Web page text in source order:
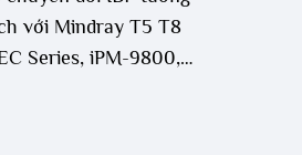
với Mindray T5 T8
Series, iPM-9800,